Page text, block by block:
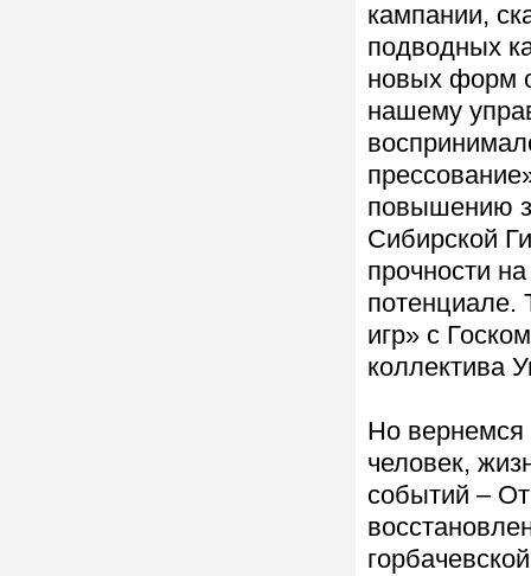
кампании,
подводных
новых форм
нашему
повышению
Сибирской
прочности
потенциале.
игр» с
коллектива
Но вернемся
человек,
событий –